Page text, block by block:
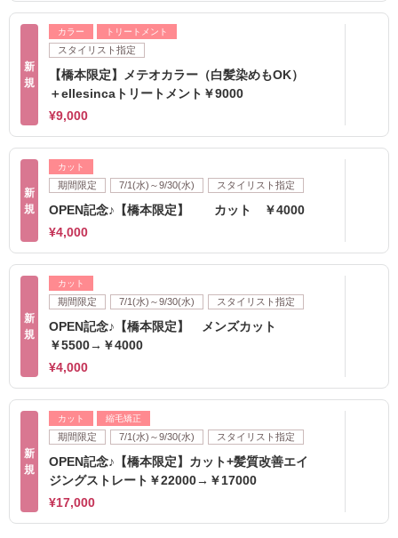
新
規
カラー トリートメント
スタイリスト指定
【橋本限定】メテオカラー（白髪染めもOK）
＋ellesincaトリートメント￥9000
¥9,000
新
規
カット
期間限定 7/1(水)～9/30(水) スタイリスト指定
OPEN記念♪【橋本限定】 カット ￥4000
¥4,000
新
規
カット
期間限定 7/1(水)～9/30(水) スタイリスト指定
OPEN記念♪【橋本限定】 メンズカット
￥5500→￥4000
¥4,000
新
規
カット 縮毛矯正
期間限定 7/1(水)～9/30(水) スタイリスト指定
OPEN記念♪【橋本限定】カット+髪質改善エイ
ジングストレート￥22000→￥17000
¥17,000